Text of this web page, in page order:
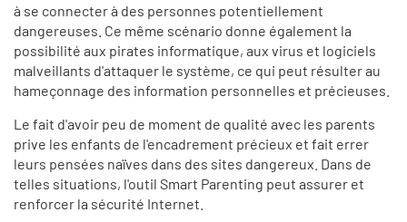
à se connecter à des personnes potentiellement
dangereuses. Ce même scénario donne également la
possibilité aux pirates informatique, aux virus et logiciels
malveillants d'attaquer le système, ce qui peut résulter au
hameçonnage des information personnelles et précieuses.
Le fait d'avoir peu de moment de qualité avec les parents
prive les enfants de l'encadrement précieux et fait errer
leurs pensées naïves dans des sites dangereux. Dans de
telles situations, l'outil Smart Parenting peut assurer et
renforcer la sécurité Internet.